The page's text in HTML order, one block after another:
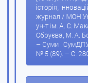
історія,
журнал / МОН
ун-т ім. А. С.
Сбруєва, М. А.
– Суми :
№ 5 (89). – С.